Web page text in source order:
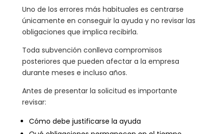
Uno de los errores más habituales es centrarse
únicamente en conseguir la ayuda y no revisar las
obligaciones que implica recibirla.
Toda subvención conlleva compromisos
posteriores que pueden afectar a la empresa
durante meses e incluso años.
Antes de presentar la solicitud es importante
revisar:
Cómo debe justificarse la ayuda